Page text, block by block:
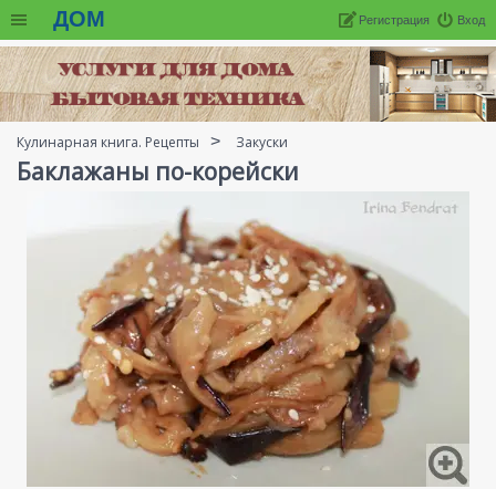
ДОМ Вход
Регистрация
Кулинарная книга. Рецепты Закуски
Баклажаны по-корейски